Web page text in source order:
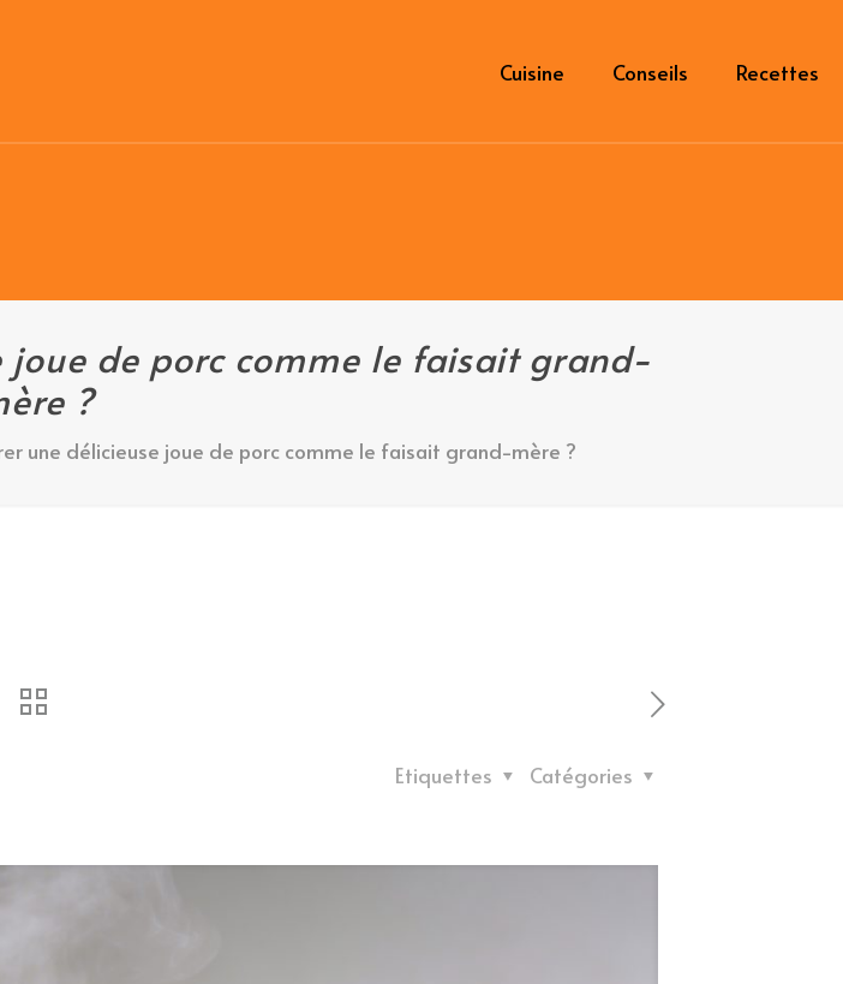
Cuisine Conseils Recettes
de porc comme le faisait grand-
?
une délicieuse joue de porc comme le faisait grand-mère ?
Catégories
Etiquettes